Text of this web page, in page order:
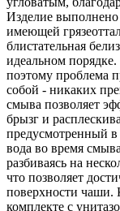
Изделие выполнено
имеющей
блистательная
идеальном
поэтому проблема
собой - никаких
смыва позволяет
брызг и
предусмотренный
вода во время
разбиваясь на
что позволяет
поверхности чаши.
комплекте с